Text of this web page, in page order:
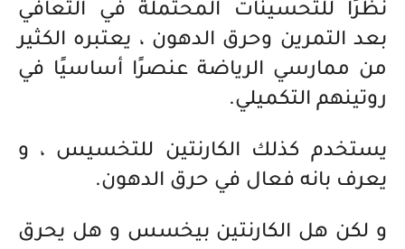
نظرًا للتحسينات المحتملة في التعافي
بعد التمرين وحرق الدهون ، يعتبره الكثير
من ممارسي الرياضة عنصرًا أساسيًا في
روتينهم التكميلي.
يستخدم كذلك الكارنتين للتخسيس ، و
يعرف بانه فعال في حرق الدهون.
و لكن هل الكارنتين بيخسس و هل يحرق